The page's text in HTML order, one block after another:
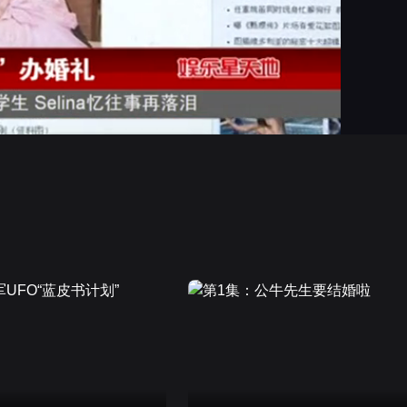
高清 倍速
画面色彩调整